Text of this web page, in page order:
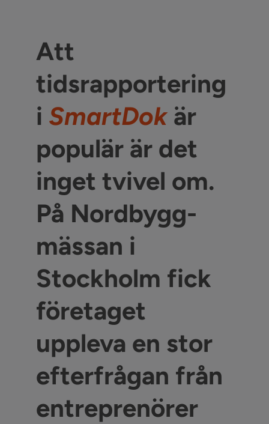
Att
tidsrapportering
i SmartDokär
populär är det
inget tvivel om.
På Nordbygg-
mässan i
Stockholm fick
företaget
uppleva en stor
efterfrågan från
entreprenörer